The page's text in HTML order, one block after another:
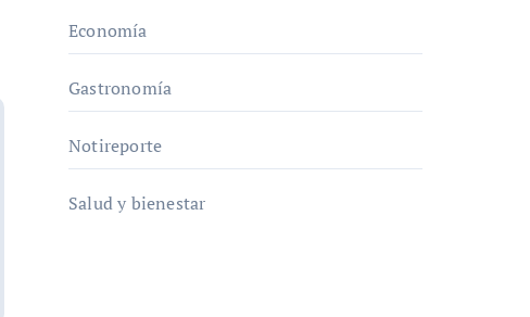
Economía
Gastronomía
Notireporte
Salud y bienestar